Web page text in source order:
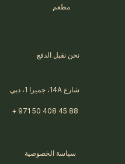
+ 971 50 408 45 88
شارع 14A، جميرا 1، دبي
نحن نقبل الدفع
سياسة الخصوصية
مطعم